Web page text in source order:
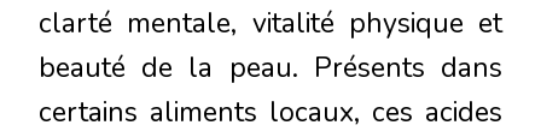
clarté mentale, vitalité physique et
beauté de la peau. Présents dans
certains aliments locaux, ces acides